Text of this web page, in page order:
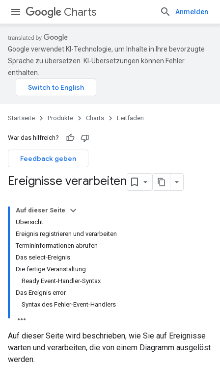
Charts Anmelden
Google verwendet KI-Technologie, um Inhalte in Ihre bevorzugte
Sprache zu übersetzen. KI-Übersetzungen können Fehler
enthalten.
Startseite Produkte Charts Leitfäden
War das hilfreich?
Feedback geben
Ereignisse verarbeiten
Auf dieser Seite
Übersicht
Ereignis registrieren und verarbeiten
Termininformationen abrufen
Das select-Ereignis
Die fertige Veranstaltung
Ready Event-Handler-Syntax
Das Ereignis error
Syntax des Fehler-Event-Handlers
Auf dieser Seite wird beschrieben, wie Sie auf Ereignisse
warten und verarbeiten, die von einem Diagramm ausgelöst
werden.